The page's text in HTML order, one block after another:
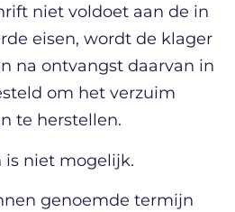
niet voldoet aan de in
eisen, wordt de klager
na ontvangst daarvan in
om het verzuim
te herstellen.
is niet mogelijk.
genoemde termijn